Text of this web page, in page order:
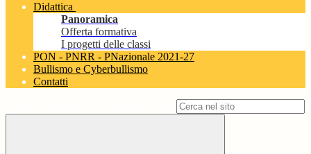
Didattica
Panoramica
Offerta formativa
I progetti delle classi
PON - PNRR - PNazionale 2021-27
Bullismo e Cyberbullismo
Contatti